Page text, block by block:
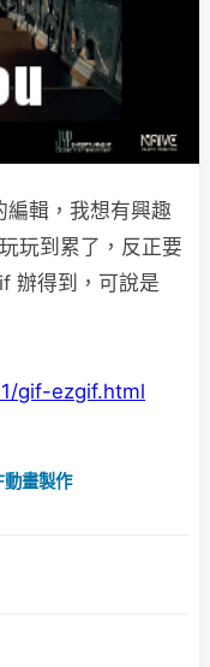
編輯，我想有興趣
玩到累了，反正要
辦得到，可說是
gif-ezgif.html
動畫製作